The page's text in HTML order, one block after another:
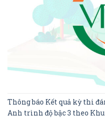
Thông báo Kết quả kỳ thi
Anh trình độ bậc 3 theo